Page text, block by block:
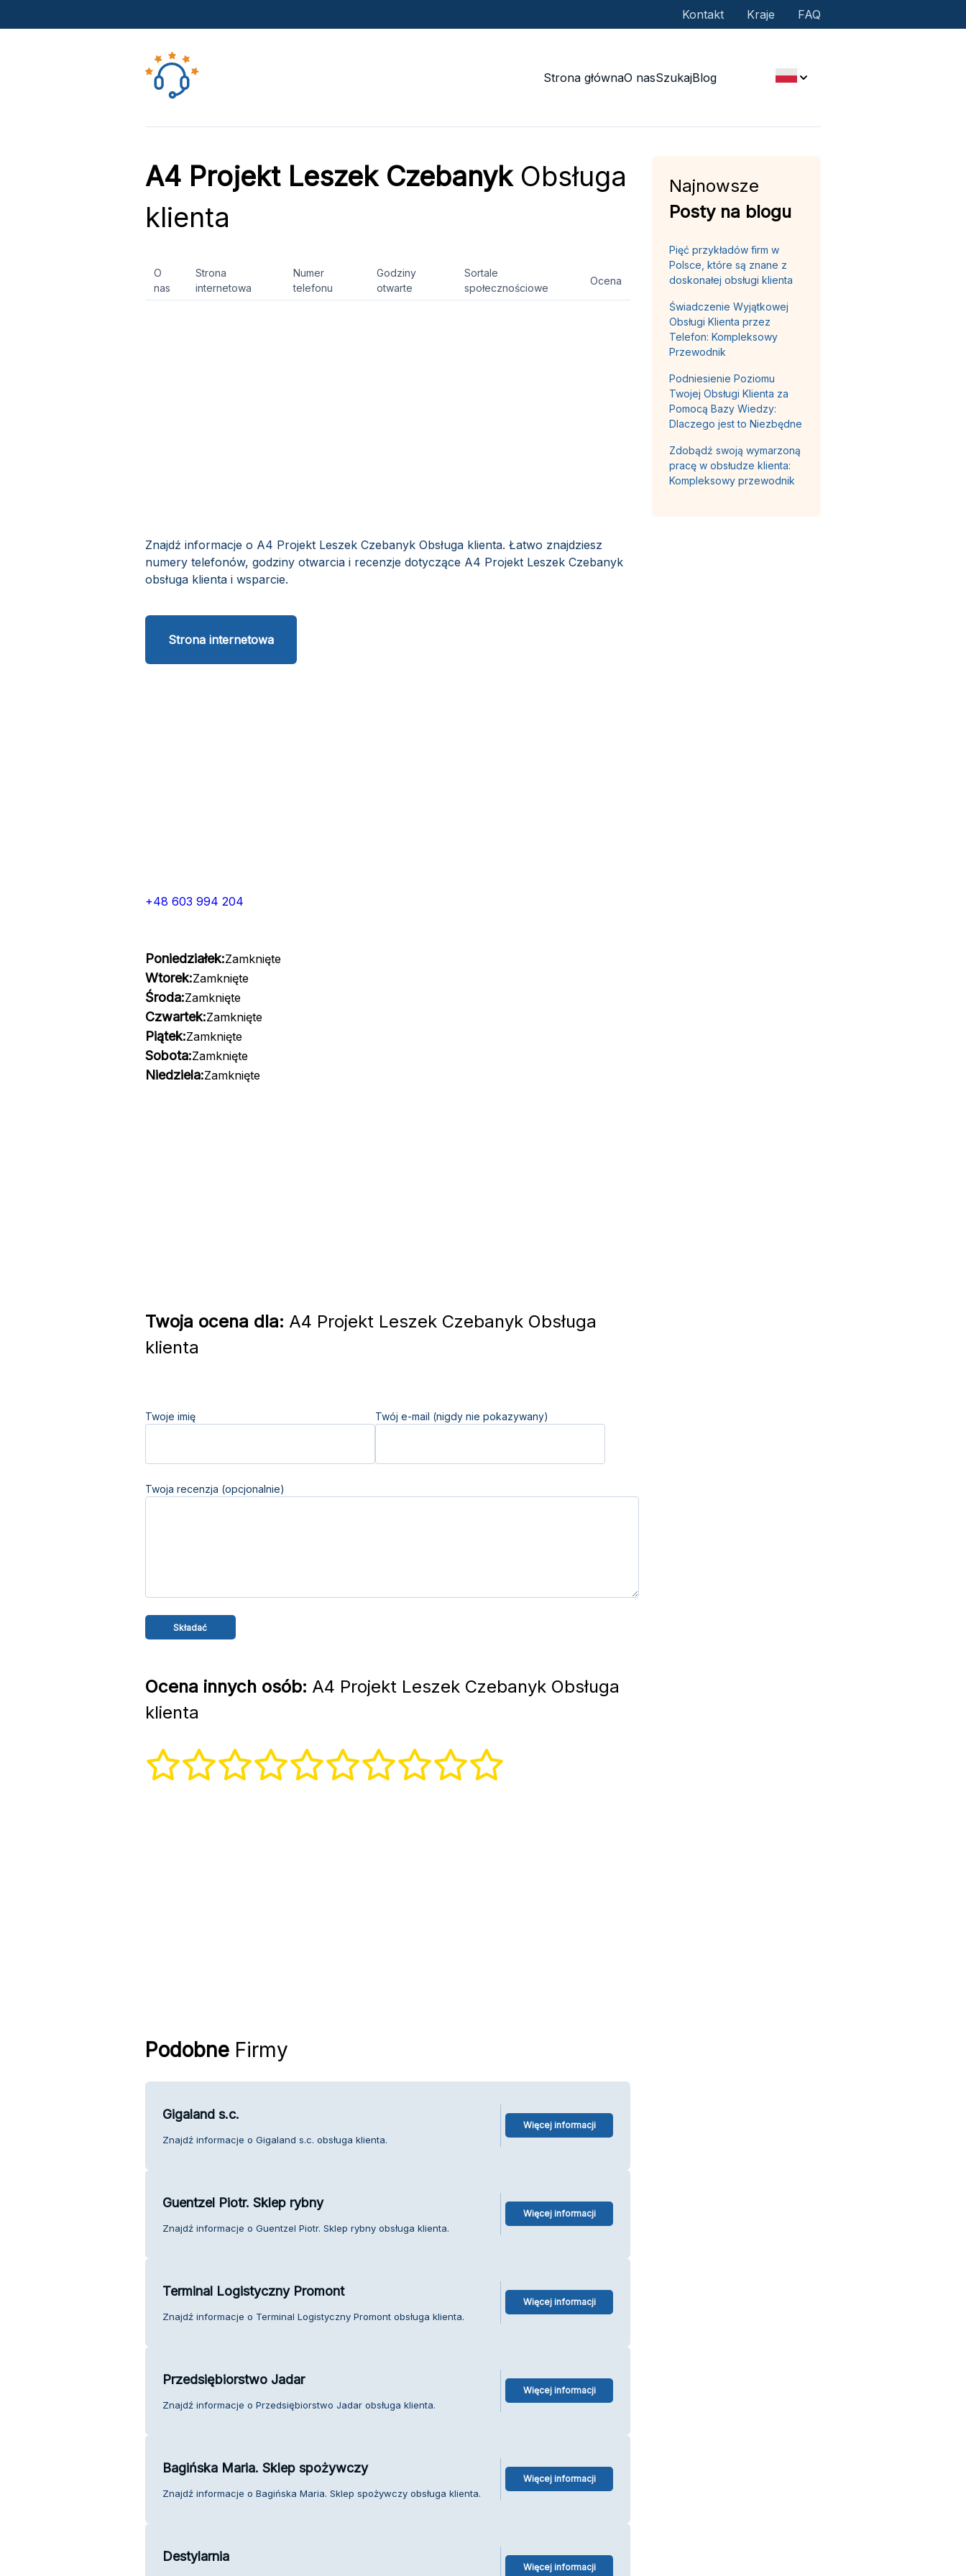
Kontakt Kraje FAQ
Strona głównaO nasSzukajBlog
A4 Projekt Leszek CzebanykObsługa
klienta
O
nas
Strona
internetowa
Numer
telefonu
Godziny
otwarte
Sortale
społecznościowe
Ocena
Znajdź informacje o A4 Projekt Leszek Czebanyk Obsługa klienta. Łatwo znajdziesz
numery telefonów, godziny otwarcia i recenzje dotyczące A4 Projekt Leszek Czebanyk
obsługa klienta i wsparcie.
Strona internetowa
+48 603 994 204
Poniedziałek:Zamknięte
Wtorek:Zamknięte
Środa:Zamknięte
Czwartek:Zamknięte
Piątek:Zamknięte
Sobota:Zamknięte
Niedziela:Zamknięte
Twoja ocena dla: A4 Projekt Leszek Czebanyk Obsługa
klienta
Twoje imię Twój e-mail (nigdy nie pokazywany)
Twoja recenzja (opcjonalnie)
Ocena innych osób: A4 Projekt Leszek Czebanyk Obsługa
klienta
PodobneFirmy
Gigaland s.c.
Znajdź informacje o Gigaland s.c. obsługa klienta.
Więcej informacji
Guentzel Piotr. Sklep rybny
Znajdź informacje o Guentzel Piotr. Sklep rybny obsługa klienta.
Więcej informacji
Terminal Logistyczny Promont
Znajdź informacje o Terminal Logistyczny Promont obsługa klienta.
Więcej informacji
Przedsiębiorstwo Jadar
Znajdź informacje o Przedsiębiorstwo Jadar obsługa klienta.
Więcej informacji
Bagińska Maria. Sklep spożywczy
Znajdź informacje o Bagińska Maria. Sklep spożywczy obsługa klienta.
Więcej informacji
Destylarnia
Więcej informacji
Najnowsze
Posty na blogu
Pięć przykładów firm w
Polsce, które są znane z
doskonałej obsługi klienta
Świadczenie Wyjątkowej
Obsługi Klienta przez
Telefon: Kompleksowy
Przewodnik
Podniesienie Poziomu
Twojej Obsługi Klienta za
Pomocą Bazy Wiedzy:
Dlaczego jest to Niezbędne
Zdobądź swoją wymarzoną
pracę w obsłudze klienta:
Kompleksowy przewodnik